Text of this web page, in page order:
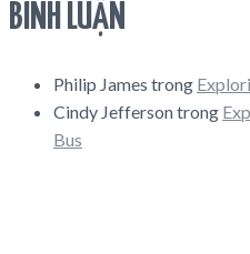
BÌNH LUẬN
Philip James trong
Cindy Jeffersontrong
Bus